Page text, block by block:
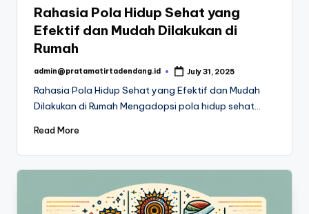
Rahasia Pola Hidup Sehat yang
Efektif dan Mudah Dilakukan di
Rumah
Posted
admin@pratamatirtadendang.id July 31, 2025
Rahasia Pola Hidup Sehat yang Efektif dan Mudah
Dilakukan di Rumah Mengadopsi pola hidup sehat…
Read More